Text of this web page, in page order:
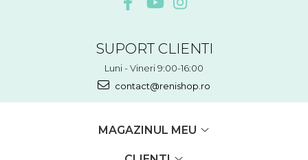
SUPORT CLIENTI
Luni - Vineri 9:00-16:00
contact@renishop.ro
MAGAZINUL MEU